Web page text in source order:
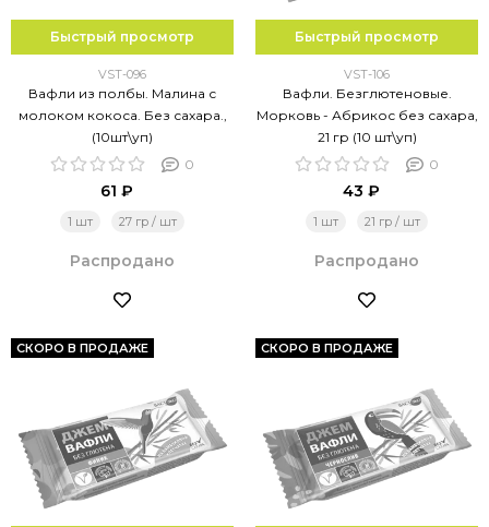
Быстрый просмотр
VST-096
Вафли из полбы. Малина с
молоком кокоса. Без сахара.,
(10шт\уп)
0
61 ₽
1 шт 27 гр / шт
Распродано
Быстрый просмотр
VST-106
Вафли. Безглютеновые.
Морковь - Абрикос без сахара,
21 гр (10 шт\уп)
0
43 ₽
1 шт 21 гр / шт
Распродано
СКОРО В ПРОДАЖЕ СКОРО В ПРОДАЖЕ